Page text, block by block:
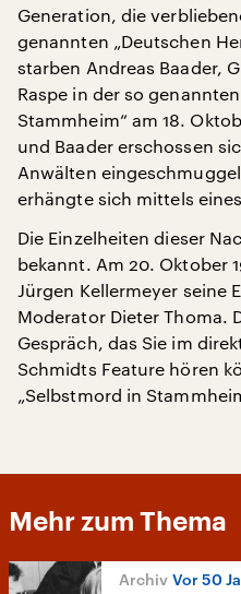
Generation, die
genannten „Deutschen
starben Andreas Baader,
Raspe in der so
Stammheim“ am 18.
und Baader erschossen
Anwälten
erhängte sich mittels
Die Einzelheiten dieser
bekannt. Am 20. Oktober
Jürgen Kellermeyer seine
Moderator Dieter Thoma.
Gespräch, das Sie im
Schmidts Feature hören
„Selbstmord in
Mehr zum Thema
Vor 50